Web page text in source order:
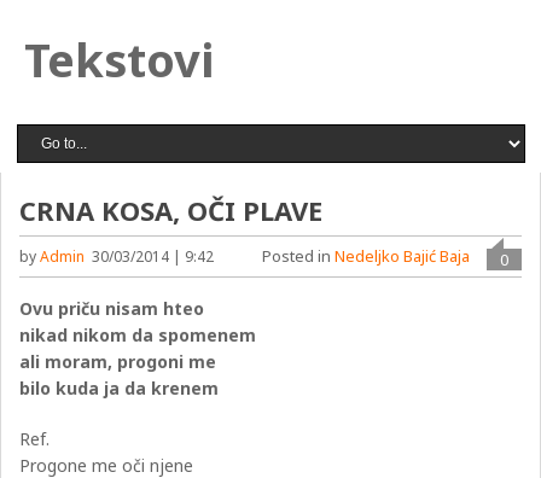
Tekstovi
CRNA KOSA, OČI PLAVE
byAdmin 30/03/2014 | 9:42 0
Posted in Nedeljko Bajić Baja
Ovu priču nisam hteo
nikad nikom da spomenem
ali moram, progoni me
bilo kuda ja da krenem
Ref.
Progone me oči njene